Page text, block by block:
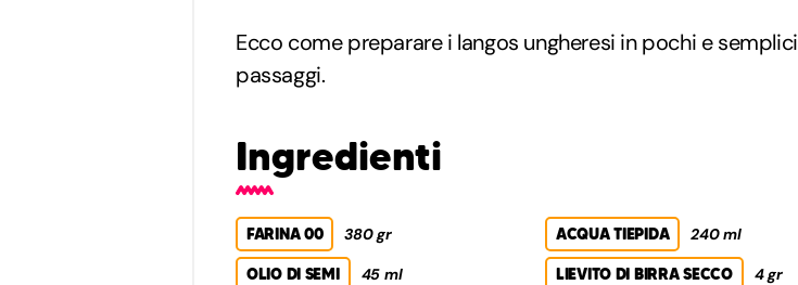
Ecco come preparare i langos ungheresi in pochi e semplici
passaggi.
Ingredienti
FARINA 00 380 gr ACQUA TIEPIDA 240 ml
OLIO DI SEMI 45 ml LIEVITO DI BIRRA SECCO 4 gr